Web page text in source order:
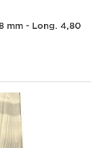
mm - Long. 4,80